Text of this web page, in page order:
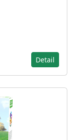
Detail